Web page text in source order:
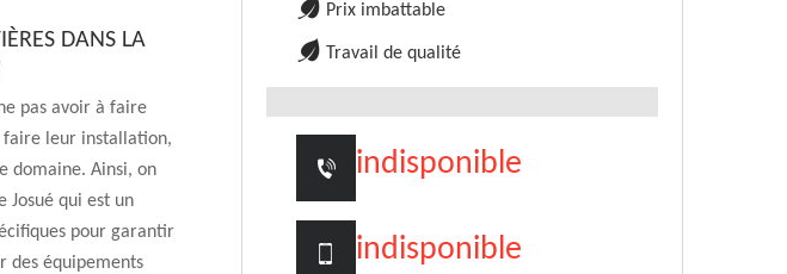
DANS LA
pas avoir à faire
faire leur installation,
domaine. Ainsi, on
Josué qui est un
pour garantir
des équipements
Prix imbattable
Travail de qualité
indisponible
indisponible